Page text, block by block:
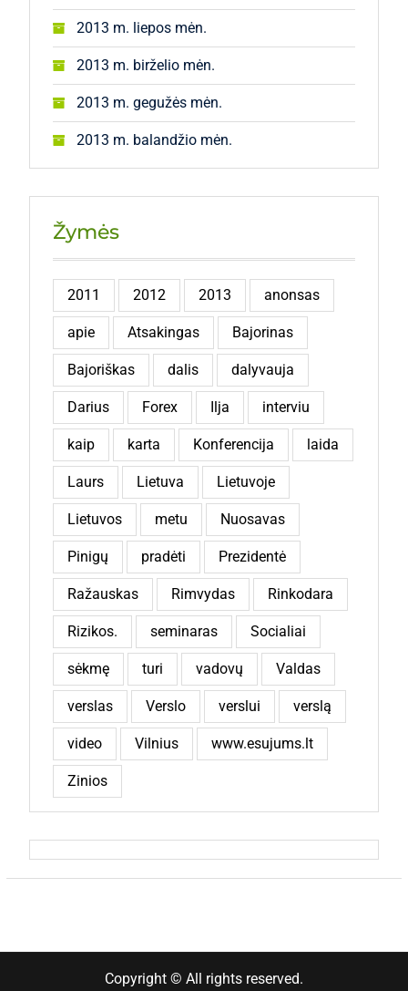
2013 m. liepos mėn.
2013 m. birželio mėn.
2013 m. gegužės mėn.
2013 m. balandžio mėn.
Žymės
2011 2012 2013 anonsas
apie Atsakingas Bajorinas
Bajoriškas dalis dalyvauja
Darius Forex Ilja interviu
kaip karta Konferencija laida
Laurs Lietuva Lietuvoje
Lietuvos metu Nuosavas
Pinigų pradėti Prezidentė
Ražauskas Rimvydas Rinkodara
Rizikos. seminaras Socialiai
sėkmę turi vadovų Valdas
verslas Verslo verslui verslą
video Vilnius www.esujums.lt
Zinios
Copyright © All rights reserved.